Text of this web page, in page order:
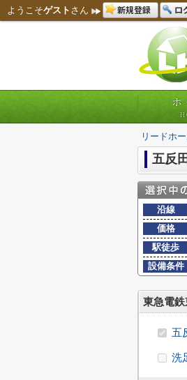
ようこそゲスト さん 新規登録 ロ
リードホ
五反
沿線
価格
駅徒歩
設備条件
東急電
五
洗